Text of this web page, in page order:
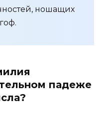
ношащих
падеже